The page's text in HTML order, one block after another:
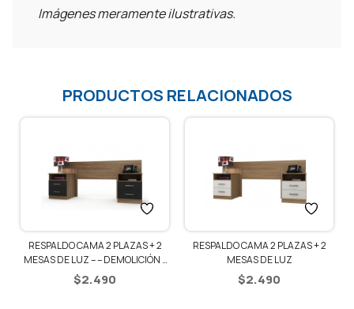
Imágenes meramente ilustrativas.
PRODUCTOS RELACIONADOS
RESPALDO CAMA 2 PLAZAS + 2
MESAS DE LUZ – – DEMOLICIÓN /
NEGRO
$2.490
RESPALDO CAMA 2 PLAZAS + 2
MESAS DE LUZ
$2.490